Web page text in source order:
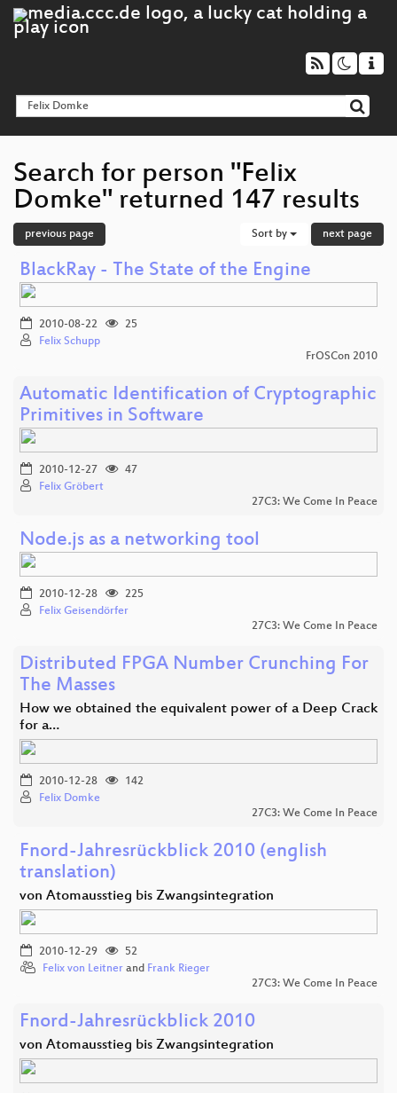
Search for person "Felix
Domke" returned 147 results
previous page Sort by next page
BlackRay - The State of the Engine
2010-08-22
25
Felix Schupp
FrOSCon 2010
Automatic Identification of Cryptographic
Primitives in Software
2010-12-27
47
Felix Gröbert
27C3: We Come In Peace
Node.js as a networking tool
2010-12-28
225
Felix Geisendörfer
27C3: We Come In Peace
Distributed FPGA Number Crunching For
The Masses
How we obtained the equivalent power of a Deep Crack
for a…
2010-12-28
142
Felix Domke
27C3: We Come In Peace
Fnord-Jahresrückblick 2010 (english
translation)
von Atomausstieg bis Zwangsintegration
2010-12-29
52
Felix von Leitner and Frank Rieger
27C3: We Come In Peace
Fnord-Jahresrückblick 2010
von Atomausstieg bis Zwangsintegration